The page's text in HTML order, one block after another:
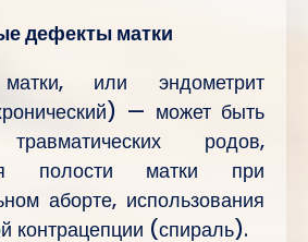
дефекты матки
или эндометрит
— может быть
родов,
полости матки при
аборте, использования
контрацепции (спираль).